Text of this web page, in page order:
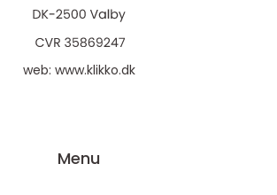
web: www.klikko.dk
Menu